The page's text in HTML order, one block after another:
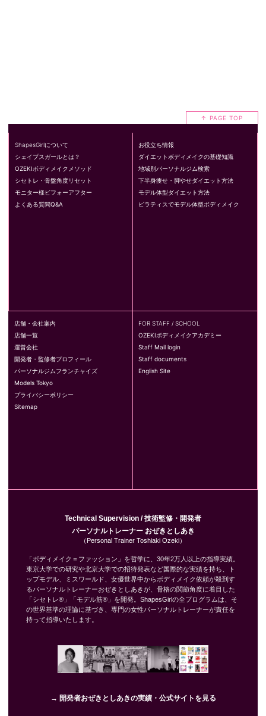
↑ PAGE TOP
ShapesGirlについて
シェイプスガールとは？
OZEKIボディメイクメソッド
シセトレ・骨盤角度リセット
モニター様ビフォーアフター
よくある質問Q&A
お役立ち情報
ダイエットボディメイクの基礎知識
地域別パーソナルジム検索
下半身痩せ・脚やせダイエット方法
モデル体型ダイエット方法
ピラティスでモデル体型ボディメイク
店舗・会社案内
店舗一覧
運営会社
開発者・監修者プロフィール
パーソナルジムフランチャイズ
Models Tokyo
プライバシーポリシー
Sitemap
FOR STAFF / SCHOOL
OZEKIボディメイクアカデミー
Staff Mail login
Staff documents
English Site
Technical Supervision / 技術監修・開発者
パーソナルトレーナー おぜきとしあき
（Personal Trainer Toshiaki Ozeki）
「ボディメイク＝ファッション」を哲学に、30年2万人以上の指導実績。
東京大学での研究や北京大学での招待発表など国際的な実績を持ち、ト
ップモデル、ミスワールド、女優世界中からボディメイク依頼が殺到す
るパーソナルトレーナーおぜきとしあきが、骨格の関節角度に着目した
「シセトレ®」「モデル筋®」を開発。ShapesGirlの全プログラムは、そ
の世界基準の理論に基づき、専門の女性パーソナルトレーナーが責任を
持って指導いたします。
→ 開発者おぜきとしあきの実績・公式サイトを見る